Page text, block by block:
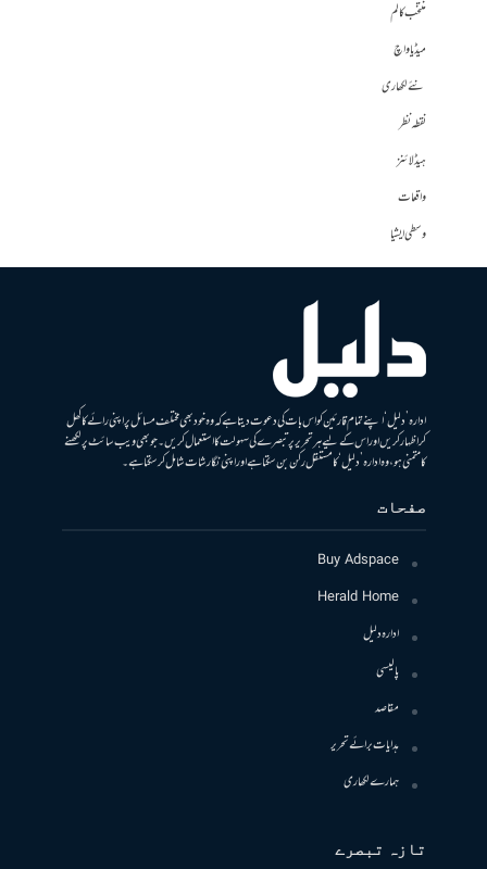
منتخب کالم
میڈیا واچ
نئے لکھاری
نقطہ نظر
ہیڈلائنز
واقعات
وسطی ایشیا
ادارہ ’دلیل‘ اپنے تمام قارئین کو اس بات کی دعوت دیتا ہے کہ وہ خود بھی مختلف مسائل پر اپنی رائے کا کھل
کر اظہار کریں اور اس کے لیے ہر تحریر پر تبصرے کی سہولت کا استعمال کریں۔ جو بھی ویب سائٹ پر لکھنے
کا متمنی ہو، وہ ادارہ ’دلیل‘ کا مستقل رکن بن سکتا ہے اور اپنی نگارشات شامل کرسکتا ہے۔
صفحات
Buy Adspace
Herald Home
ادارہ دلیل
پالیسی
مقاصد
ہدایات برائے تحریر
ہمارے لکھاری
تازہ تبصرے